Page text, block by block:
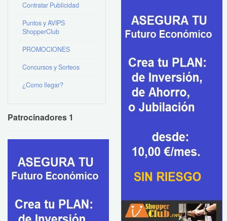
Contratar Publicidad
Puntos y AVIPS
ShopperClub
PROMOCIONES
Concursos y Sorteos
¿Como llegar?
Patrocinadores 1